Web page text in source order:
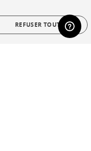
SPANISH
REFUSER TOUT